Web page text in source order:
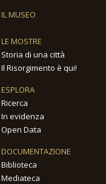
IL MUSEO
LE MOSTRE
Storia di una città
Il Risorgimento è qui!
ESPLORA
Ricerca
In evidenza
Open Data
DOCUMENTAZIONE
Biblioteca
Mediateca